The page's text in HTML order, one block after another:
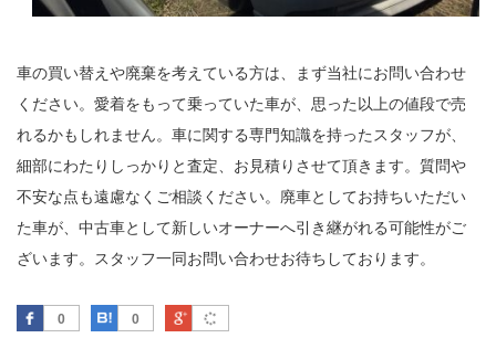
車の買い替えや廃棄を考えている方は、まず当社にお問い合わせ
ください。愛着をもって乗っていた車が、思った以上の値段で売
れるかもしれません。車に関する専門知識を持ったスタッフが、
細部にわたりしっかりと査定、お見積りさせて頂きます。質問や
不安な点も遠慮なくご相談ください。廃車としてお持ちいただい
た車が、中古車として新しいオーナーへ引き継がれる可能性がご
ざいます。スタッフ一同お問い合わせお待ちしております。
0
Facebook 0
はてなブックマーク
Google Plus